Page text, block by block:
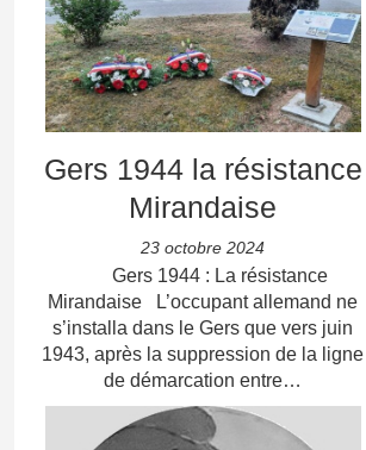
Gers 1944 la résistance
Mirandaise
23 octobre 2024
Gers 1944 : La résistance
Mirandaise L’occupant allemand ne
s’installa dans le Gers que vers juin
1943, après la suppression de la ligne
de démarcation entre…